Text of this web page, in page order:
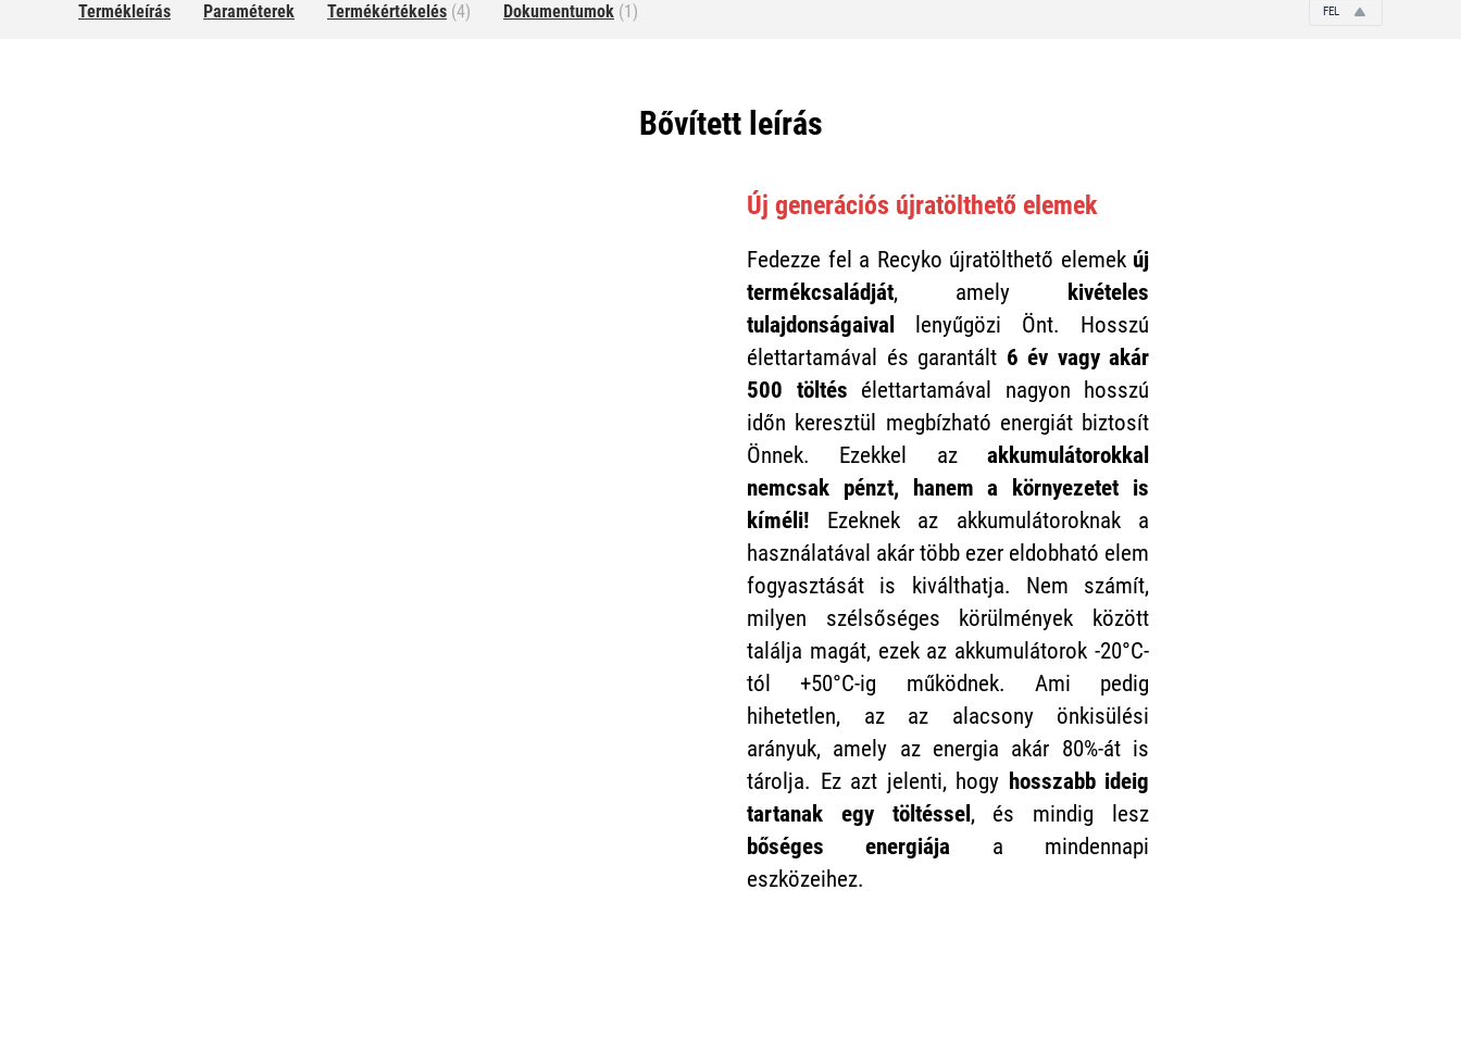
Termékleírás Paraméterek Termékértékelés (4) Dokumentumok (1) FEL
Bővített leírás
Új generációs újratölthető elemek
Fedezze fel a Recyko újratölthető elemek új
termékcsaládját, amely
kivételes
tulajdonságaival
lenyűgözi Önt. Hosszú
élettartamával és garantált 6 év vagy akár
500 töltés élettartamával nagyon hosszú
időn keresztül megbízható energiát biztosít
Önnek. Ezekkel az akkumulátorokkal
nemcsak pénzt, hanem a környezetet is
kíméli! Ezeknek az akkumulátoroknak a
használatával akár több ezer eldobható elem
fogyasztását is kiválthatja. Nem számít,
milyen szélsőséges körülmények között
találja magát, ezek az akkumulátorok -20°C-
tól +50°C-ig működnek. Ami pedig
hihetetlen, az az alacsony önkisülési
arányuk, amely az energia akár 80%-át is
tárolja. Ez azt jelenti, hogy hosszabb ideig
tartanak egy töltéssel , és mindig lesz
bőséges energiája a mindennapi
eszközeihez.